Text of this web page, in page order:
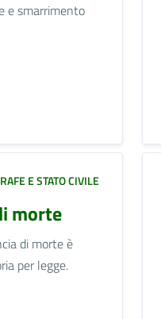
e smarrimento
E STATO CIVILE
morte
di morte è
per legge.